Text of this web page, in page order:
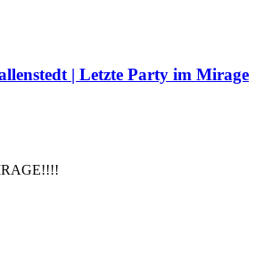
| Letzte Party im Mirage